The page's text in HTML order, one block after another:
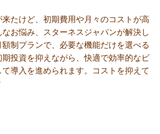
来たけど、初期費用や月々のコストが高
お悩み、スターネスジャパンが解決し
制プランで、必要な機能だけを選べる
投資を抑えながら、快適で効率的なビ
導入を進められます。コストを抑えて